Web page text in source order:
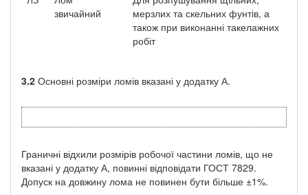
звичайний
мерзлих та скельних фунтів, а
також при виконанні такелажних
робіт
3.2 Основні розміри ломів вказані у додатку А.
Граничні відхили розмірів робочої частини ломів, що не
вказані у додатку А, повинні відповідати ГОСТ 7829.
Допуск на довжину лома не повинен бути більше ±1%.